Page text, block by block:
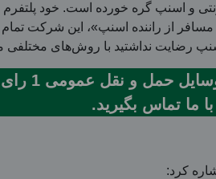
و اسنپ گره خورده است. خود
از راننده اسنپ»، این شرکت
رضایت نداشتید با روش‌های مختلفی
همکاران
با ما تماس بگیرید.
کرد: